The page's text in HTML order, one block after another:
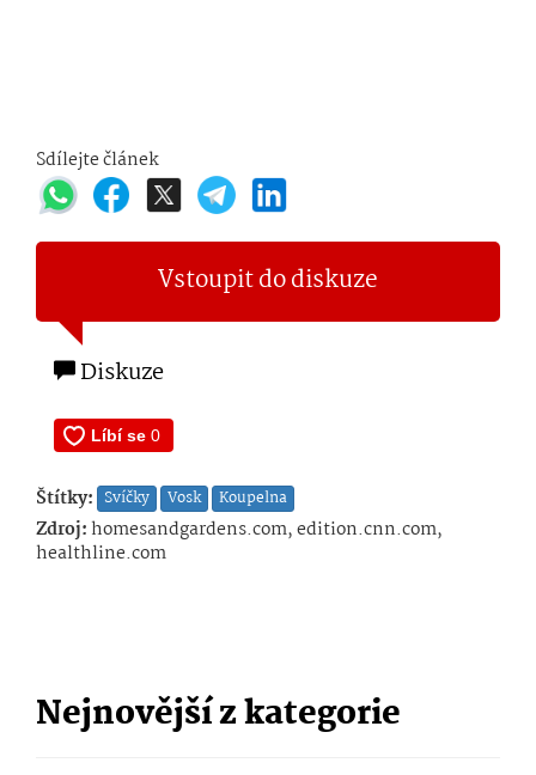
Sdílejte článek
Vstoupit do diskuze
Diskuze
Štítky: Svíčky Vosk Koupelna
Zdroj:homesandgardens.com, edition.cnn.com,
healthline.com
Nejnovější z kategorie